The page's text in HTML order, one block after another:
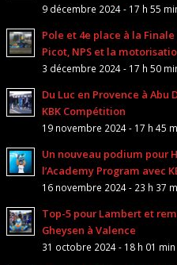
9 décembre 2024 - 17 h 55
Pole et 4e place à la
Picot, NPS et la
3 décembre 2024 - 17 h 50
Du Luc en Provence à Abu
KBK Compétition
19 novembre 2024 - 17 h 45
Un nouveau podium pour
l’Academy Program avec
16 novembre 2024 - 23 h 37
Top-5 pour Lambert et
Gheysen à Valence
31 octobre 2024 - 18 h 01 min